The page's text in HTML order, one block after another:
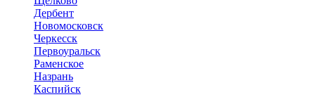
Дербент
Новомосковск
Черкесск
Первоуральск
Раменское
Назрань
Каспийск